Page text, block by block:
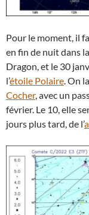
Pour le moment, il
en fin de nuit dans
Dragon, et le 30
l’étoile Polaire. On
Cocher, avec un
février. Le 10, elle
jours plus tard, de l’